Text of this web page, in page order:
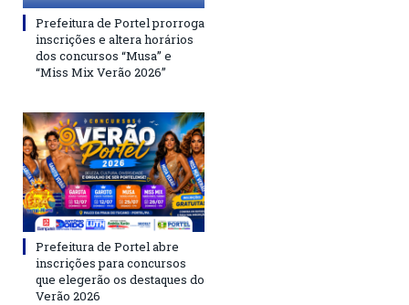
Prefeitura de Portel prorroga
inscrições e altera horários
dos concursos “Musa” e
“Miss Mix Verão 2026”
Prefeitura de Portel abre
inscrições para concursos
que elegerão os destaques do
Verão 2026